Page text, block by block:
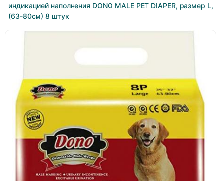
индикацией наполнения DONO MALE PET DIAPER, размер L,
(63-80см) 8 штук